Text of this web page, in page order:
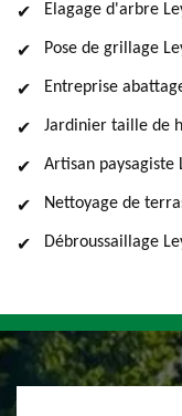
Elagage d'arbre
Pose de grillage
Entreprise
Jardinier taille de
Artisan paysagiste
Nettoyage de
Débroussaillage